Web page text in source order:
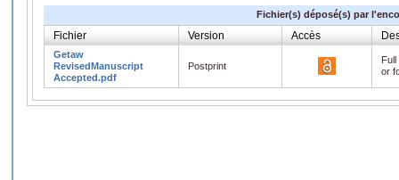
Fichier(s) déposé(s) par
Fichier Version Accès
Getaw
RevisedManuscript
Accepted.pdf
Postprint
or